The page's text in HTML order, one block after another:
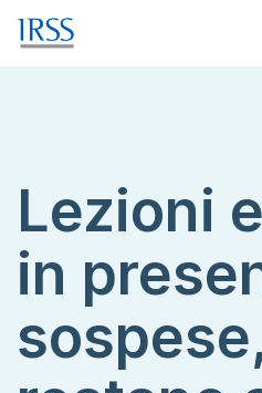
Lezioni
in